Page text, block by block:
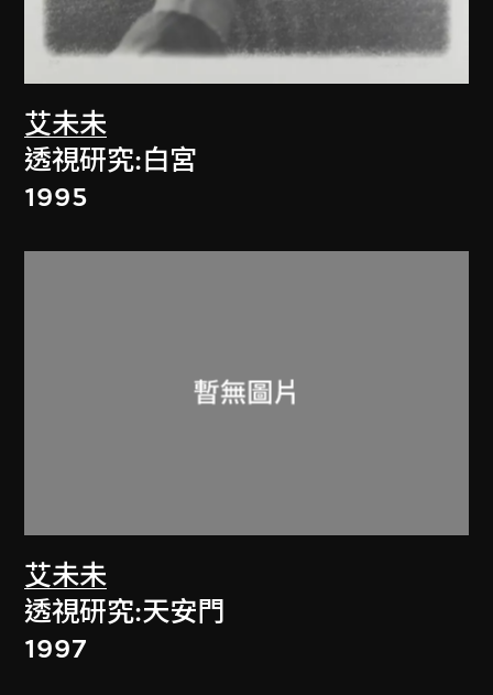
艾未未
透視研究:白宮
1995
艾未未
透視研究:天安門
1997